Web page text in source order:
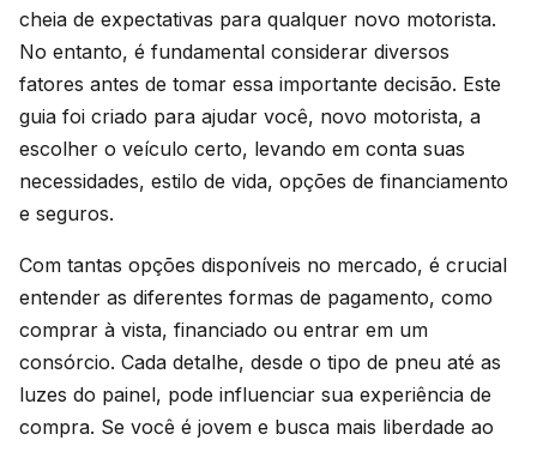
cheia de expectativas para qualquer novo motorista.
No entanto, é fundamental considerar diversos
fatores antes de tomar essa importante decisão. Este
guia foi criado para ajudar você, novo motorista, a
escolher o veículo certo, levando em conta suas
necessidades, estilo de vida, opções de financiamento
e seguros.
Com tantas opções disponíveis no mercado, é crucial
entender as diferentes formas de pagamento, como
comprar à vista, financiado ou entrar em um
consórcio. Cada detalhe, desde o tipo de pneu até as
luzes do painel, pode influenciar sua experiência de
compra. Se você é jovem e busca mais liberdade ao